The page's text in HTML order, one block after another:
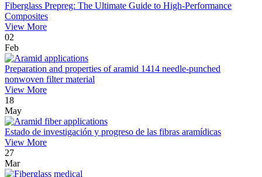
Fiberglass Prepreg: The Ultimate Guide to High-Performance
Composites
View More
02
Feb
Preparation and properties of aramid 1414 needle-punched
nonwoven filter material
View More
18
May
Estado de investigación y progreso de las fibras aramídicas
View More
27
Mar